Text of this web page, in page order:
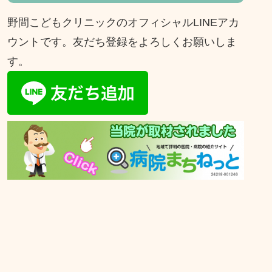
野間こどもクリニックのオフィシャルLINEアカ
ウントです。友だち登録をよろしくお願いしま
す。